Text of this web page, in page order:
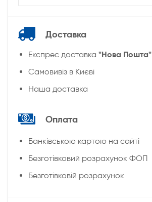
Доставка
Експрес доставка "Нова Пошта"
Cамовивіз в Києві
Наша доставка
Оплата
Банківською картою на сайті
Безготівковий розрахунок ФОП
Безготівковій розрахунок